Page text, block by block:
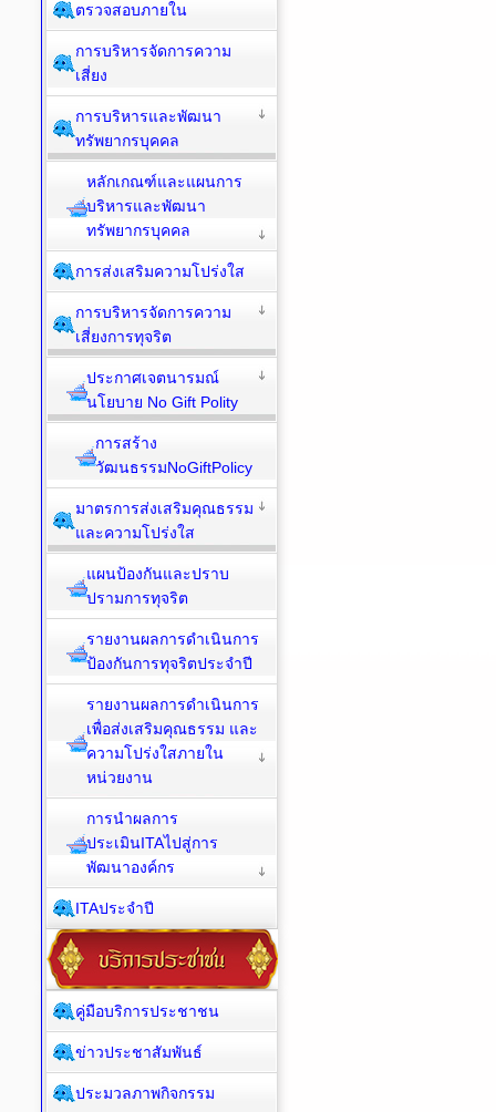
ตรวจสอบภายใน
การบริหารจัดการความ
เสี่ยง
การบริหารและพัฒนา
ทรัพยากรบุคคล
หลักเกณฑ์และแผนการ
บริหารและพัฒนา
ทรัพยากรบุคคล
การส่งเสริมความโปร่งใส
การบริหารจัดการความ
เสี่ยงการทุจริต
ประกาศเจตนารมณ์
นโยบาย No Gift Polity
การสร้าง
วัฒนธรรมNoGiftPolicy
มาตรการส่งเสริมคุณธรรม
และความโปร่งใส
แผนป้องกันและปราบ
ปรามการทุจริต
รายงานผลการดำเนินการ
ป้องกันการทุจริตประจำปี
รายงานผลการดำเนินการ
เพื่อส่งเสริมคุณธรรม และ
ความโปร่งใสภายใน
หน่วยงาน
การนำผลการ
ประเมินITAไปสู่การ
พัฒนาองค์กร
ITAประจำปี
คู่มือบริการประชาชน
ข่าวประชาสัมพันธ์
ประมวลภาพกิจกรรม